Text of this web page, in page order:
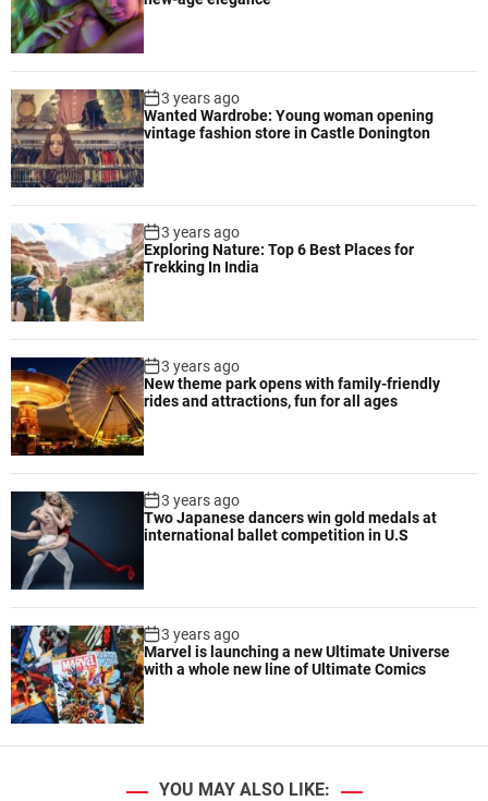
3 years ago
Wanted Wardrobe: Young woman opening
vintage fashion store in Castle Donington
3 years ago
Exploring Nature: Top 6 Best Places for
Trekking In India
3 years ago
New theme park opens with family-friendly
rides and attractions, fun for all ages
3 years ago
Two Japanese dancers win gold medals at
international ballet competition in U.S
3 years ago
Marvel is launching a new Ultimate Universe
with a whole new line of Ultimate Comics
YOU MAY ALSO LIKE: